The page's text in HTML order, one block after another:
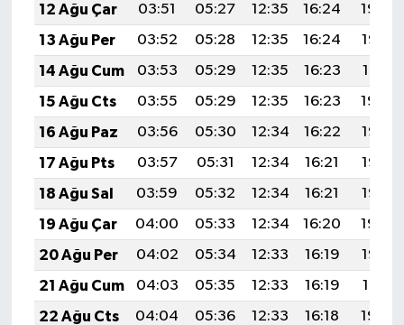
12 Ağu Çar
03:51 05:27 12:35 16:24
19:34
13 Ağu Per
03:52 05:28 12:35 16:24
19:32
14 Ağu Cum
03:53 05:29 12:35 16:23
19:31
15 Ağu Cts
03:55 05:29 12:35 16:23
19:30
16 Ağu Paz
03:56 05:30 12:34 16:22
19:28
17 Ağu Pts
03:57 05:31 12:34 16:21
19:27
18 Ağu Sal
03:59 05:32 12:34 16:21
19:26
19 Ağu Çar
04:00 05:33 12:34 16:20
19:24
20 Ağu Per
04:02 05:34 12:33 16:19
19:23
21 Ağu Cum
04:03 05:35 12:33 16:19
19:21
22 Ağu Cts
04:04 05:36 12:33 16:18
19:20